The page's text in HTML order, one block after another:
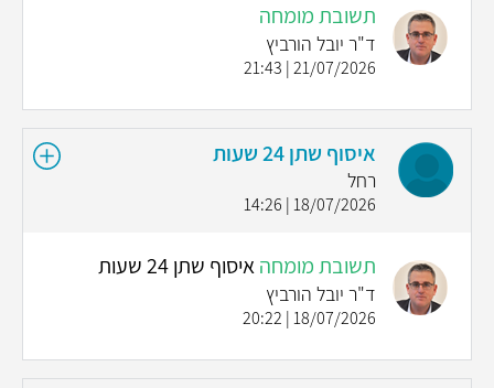
תשובת מומחה
ד"ר יובל הורביץ
21/07/2026 | 21:43
איסוף שתן 24 שעות
רחל
18/07/2026 | 14:26
תשובת מומחהאיסוף שתן 24 שעות
ד"ר יובל הורביץ
18/07/2026 | 20:22